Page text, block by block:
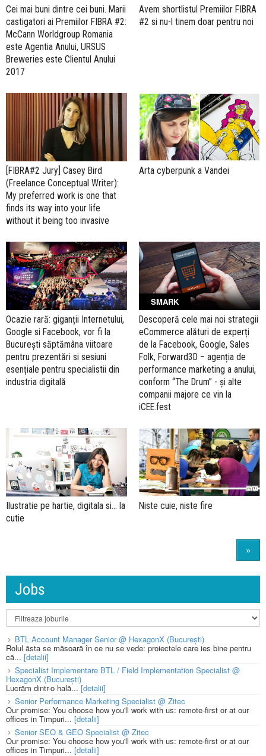
Cei mai buni dintre cei buni. Marii
castigatori ai Premiilor FIBRA #2:
McCann Worldgroup Romania
este Agentia Anului, URSUS
Breweries este Clientul Anului
2017
Avem shortlistul Premiilor FIBRA
#2 si nu-l tinem doar pentru noi
[FIBRA#2 Jury] Casey Bird
(Freelance Conceptual Writer):
My preferred work is one that
finds its way into your life
without it being too invasive
Arta cyberpunk a Vandei
Ocazie rară: giganții Internetului,
Google si Facebook, vor fi la
București săptămâna viitoare
pentru prezentări si sesiuni
esențiale pentru specialistii din
industria digitală
SMARK
Descoperă cele mai noi strategii
eCommerce alături de experți
de la Facebook, Google, Sales
Folk, Forward3D – agenția de
performance marketing a anului,
conform “The Drum” - și alte
companii majore ce vin la
iCEE.fest
Ilustratie pe hartie, digitala si... la
cutie
Niste cuie, niste fire
»
Jobs
BTL Account Manager Senior @ HexagonX (București)
Rolul ăsta se măsoară în ce nu se vede: proiectele care ies bine pentru
că... [detalii]
Specialist Implementare BTL / Field Implementation Specialist @
HexagonX (București)
Lucrăm dintr-o hală...[detalii]
Senior Performance Marketing Specialist @ Zitec
Our promise: You choose how you'll work with us: remote-first or at our
offices in Timpuri... [detalii]
Senior SEO & GEO Specialist @ Zitec
Our promise: You choose how you'll work with us: remote-first or at our
offices in Timpuri... [detalii]